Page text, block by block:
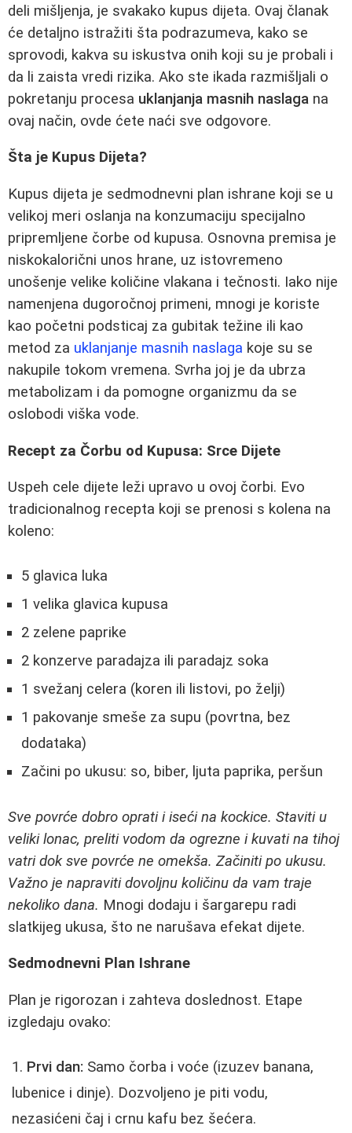
deli mišljenja, je svakako kupus dijeta. Ovaj članak
će detaljno istražiti šta podrazumeva, kako se
sprovodi, kakva su iskustva onih koji su je probali i
da li zaista vredi rizika. Ako ste ikada razmišljali o
pokretanju procesa uklanjanja masnih naslaga na
ovaj način, ovde ćete naći sve odgovore.
Šta je Kupus Dijeta?
Kupus dijeta je sedmodnevni plan ishrane koji se u
velikoj meri oslanja na konzumaciju specijalno
pripremljene čorbe od kupusa. Osnovna premisa je
niskokalorični unos hrane, uz istovremeno
unošenje velike količine vlakana i tečnosti. Iako nije
namenjena dugoročnoj primeni, mnogi je koriste
kao početni podsticaj za gubitak težine ili kao
metod za uklanjanje masnih naslaga koje su se
nakupile tokom vremena. Svrha joj je da ubrza
metabolizam i da pomogne organizmu da se
oslobodi viška vode.
Recept za Čorbu od Kupusa: Srce Dijete
Uspeh cele dijete leži upravo u ovoj čorbi. Evo
tradicionalnog recepta koji se prenosi s kolena na
koleno:
5 glavica luka
1 velika glavica kupusa
2 zelene paprike
2 konzerve paradajza ili paradajz soka
1 svežanj celera (koren ili listovi, po želji)
1 pakovanje smeše za supu (povrtna, bez
dodataka)
Začini po ukusu: so, biber, ljuta paprika, peršun
Sve povrće dobro oprati i iseći na kockice. Staviti u
veliki lonac, preliti vodom da ogrezne i kuvati na tihoj
vatri dok sve povrće ne omekša. Začiniti po ukusu.
Važno je napraviti dovoljnu količinu da vam traje
nekoliko dana. Mnogi dodaju i šargarepu radi
slatkijeg ukusa, što ne narušava efekat dijete.
Sedmodnevni Plan Ishrane
Plan je rigorozan i zahteva doslednost. Etape
izgledaju ovako:
Prvi dan: Samo čorba i voće (izuzev banana,
lubenice i dinje). Dozvoljeno je piti vodu,
nezasićeni čaj i crnu kafu bez šećera.